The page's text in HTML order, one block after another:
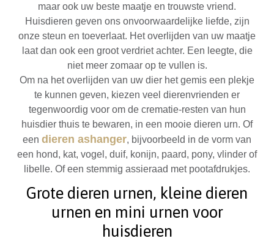
maar ook uw beste maatje en trouwste vriend.
Huisdieren geven ons onvoorwaardelijke liefde, zijn
onze steun en toeverlaat. Het overlijden van uw maatje
laat dan ook een groot verdriet achter. Een leegte, die
niet meer zomaar op te vullen is.
Om na het overlijden van uw dier het gemis een plekje
te kunnen geven, kiezen veel dierenvrienden er
tegenwoordig voor om de crematie-resten van hun
huisdier thuis te bewaren, in een mooie dieren urn. Of
een dieren ashanger, bijvoorbeeld in de vorm van
een hond, kat, vogel, duif, konijn, paard, pony, vlinder of
libelle. Of een stemmig assieraad met pootafdrukjes.
Grote dieren urnen, kleine dieren
urnen en mini urnen voor
huisdieren